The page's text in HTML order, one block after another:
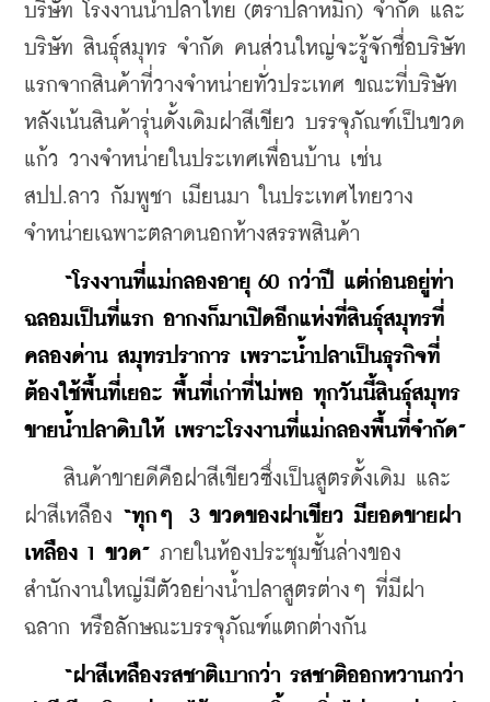
บริษัท โรงงานน้ำปลาไทย (ตราปลาหมึก) จำกัด และ
บริษัท สินธุ์สมุทร จำกัด คนส่วนใหญ่จะรู้จักชื่อบริษัท
แรกจากสินค้าที่วางจำหน่ายทั่วประเทศ ขณะที่บริษัท
หลังเน้นสินค้ารุ่นดั้งเดิมฝาสีเขียว บรรจุภัณฑ์เป็นขวด
แก้ว วางจำหน่ายในประเทศเพื่อนบ้าน เช่น
สปป.ลาว กัมพูชา เมียนมา ในประเทศไทยวาง
จำหน่ายเฉพาะตลาดนอกห้างสรรพสินค้า
“โรงงานที่แม่กลองอายุ 60 กว่าปี แต่ก่อนอยู่ท่า
ฉลอมเป็นที่แรก อากงก็มาเปิดอีกแห่งที่สินธุ์สมุทรที่
คลองด่าน สมุทรปราการ เพราะน้ำปลาเป็นธุรกิจที่
ต้องใช้พื้นที่เยอะ พื้นที่เก่าที่ไม่พอ ทุกวันนี้สินธุ์สมุทร
ขายน้ำปลาดิบให้ เพราะโรงงานที่แม่กลองพื้นที่จำกัด”
สินค้าขายดีคือฝาสีเขียวซึ่งเป็นสูตรดั้งเดิม และ
ฝาสีเหลือง “ทุกๆ  3 ขวดของฝาเขียว มียอดขายฝา
เหลือง 1 ขวด” ภายในห้องประชุมชั้นล่างของ
สำนักงานใหญ่มีตัวอย่างน้ำปลาสูตรต่างๆ ที่มีฝา
ฉลาก หรือลักษณะบรรจุภัณฑ์แตกต่างกัน
“ฝาสีเหลืองรสชาติเบากว่า รสชาติออกหวานกว่า